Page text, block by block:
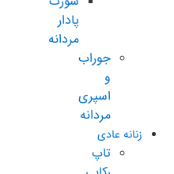
پادار
مردانه
جوراب
و
اسپری
مردانه
زنانه عادی
تاپ